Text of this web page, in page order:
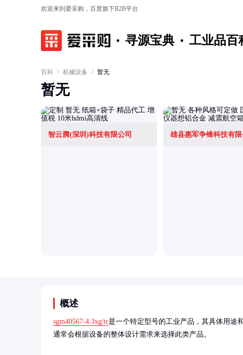
欢迎来到爱采购，百度旗下B2B平台
寻源宝典 工业品百
百科 / 机械设备 / 暂无
暂无
智云腾(深圳)科技有限公司 雄县惠军争锋科技有限
概述
sgm40567-4.3xg/tr是一个特定型号的工业产品，其具体用途
通常会根据设备的整体设计需求来选择此类产品。